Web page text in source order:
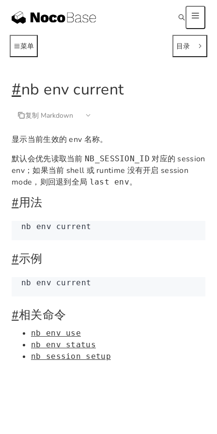
菜单 目录
#nb env current
复制 Markdown
显示当前生效的 env 名称。
默认会优先读取当前 NB_SESSION_ID 对应的 session
env；如果当前 shell 或 runtime 没有开启 session
mode，则回退到全局 last env。
#用法
nb env current
#示例
nb env current
#相关命令
nb env use
nb env status
nb session setup